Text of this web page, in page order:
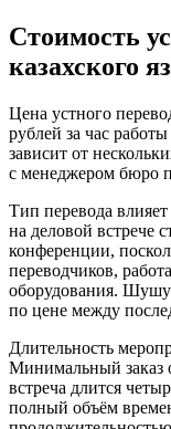
Стоимость
казахского
Цена устного
рублей за час
зависит от
с менеджером бюро
Тип перевода
на деловой встрече
конференции,
переводчиков,
оборудования.
по цене между
Длительность
Минимальный заказ
встреча длится
полный объём